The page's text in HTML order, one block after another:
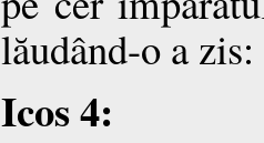
lăudând-o a
Icos 4: